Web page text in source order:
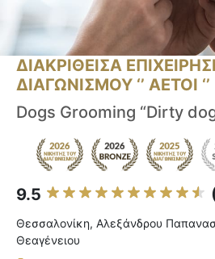
ΔΙΑΚΡΙΘΕΙΣΑ
ΔΙΑΓΩΝΙΣΜΟΥ ‘’ ΑΕΤΟΙ ‘’
Dogs Grooming “Dirty
9.5
Θεσσαλονίκη, Αλεξάνδρου
Θεαγένειου